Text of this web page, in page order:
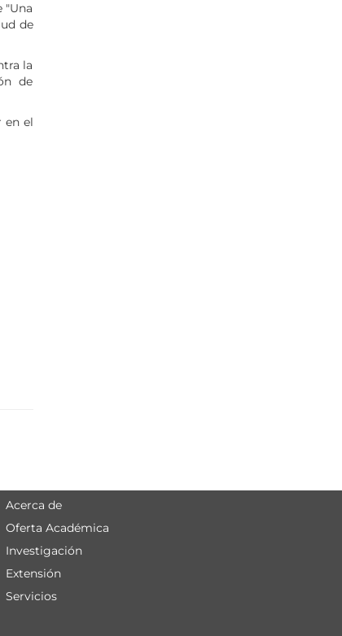
"Una
de
la
de
en el
Menú
principal
Acerca de
Oferta Académica
Investigación
Extensión
Servicios